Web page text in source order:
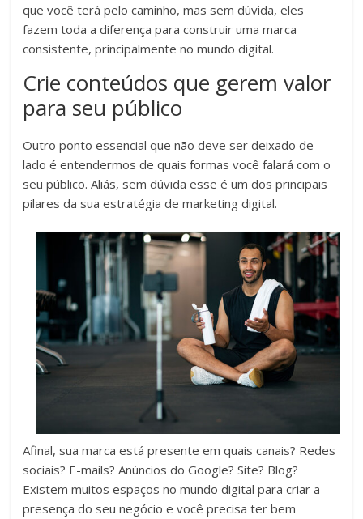
que você terá pelo caminho, mas sem dúvida, eles
fazem toda a diferença para construir uma marca
consistente, principalmente no mundo digital.
Crie conteúdos que gerem valor
para seu público
Outro ponto essencial que não deve ser deixado de
lado é entendermos de quais formas você falará com o
seu público. Aliás, sem dúvida esse é um dos principais
pilares da sua estratégia de marketing digital.
Afinal, sua marca está presente em quais canais? Redes
sociais? E-mails? Anúncios do Google? Site? Blog?
Existem muitos espaços no mundo digital para criar a
presença do seu negócio e você precisa ter bem